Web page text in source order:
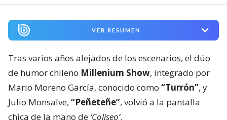
VER RESUMEN
Tras varios años alejados de los escenarios, el dúo
de humor chileno Millenium Show, integrado por
Mario Moreno García, conocido como “Turrón”, y
Julio Monsalve, “Peñeteñe”, volvió a la pantalla
chica de la mano de ‘Coliseo’.